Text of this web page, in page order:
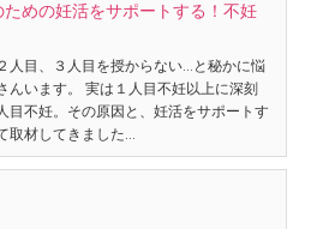
めの妊活をサポートする！不妊
人目、３人目を授からない…と秘かに悩
んいます。 実は１人目不妊以上に深刻
目不妊。その原因と、妊活をサポートす
取材してきました…